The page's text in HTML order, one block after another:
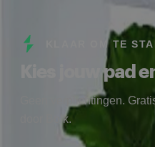
KLAAR OM TE
Kies jouw pad
Geen verplichtingen.
door Bolk.